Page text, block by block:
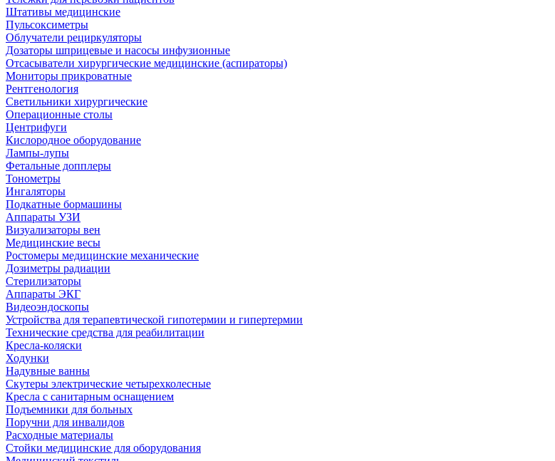
Штативы медицинские
Пульсоксиметры
Облучатели рециркуляторы
Дозаторы шприцевые и насосы инфузионные
Отсасыватели хирургические медицинские (аспираторы)
Мониторы прикроватные
Рентгенология
Светильники хирургические
Операционные столы
Центрифуги
Кислородное оборудование
Лампы-лупы
Фетальные допплеры
Тонометры
Ингаляторы
Подкатные бормашины
Аппараты УЗИ
Визуализаторы вен
Медицинские весы
Ростомеры медицинские механические
Дозиметры радиации
Стерилизаторы
Аппараты ЭКГ
Видеоэндоскопы
Устройства для терапевтической гипотермии и гипертермии
Технические средства для реабилитации
Кресла-коляски
Ходунки
Надувные ванны
Скутеры электрические четырехколесные
Кресла с санитарным оснащением
Подъемники для больных
Поручни для инвалидов
Расходные материалы
Стойки медицинские для оборудования